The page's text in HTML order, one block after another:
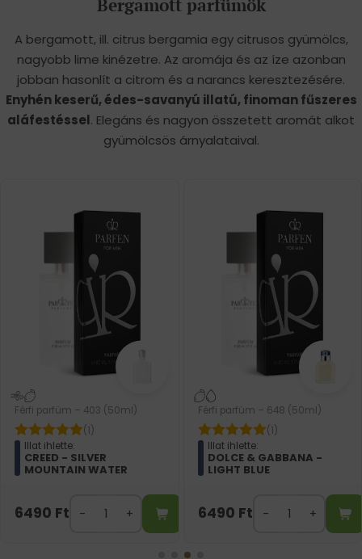
Bergamott parfümök
A bergamott, ill. citrus bergamia egy citrusos gyümölcs,
nagyobb lime kinézetre. Az aromája és az íze azonban
jobban hasonlít a citrom és a narancs keresztezésére.
Enyhén keserű, édes-savanyú illatú, finoman fűszeres
aláfestéssel. Elegáns és nagyon összetett aromát alkot
gyümölcsös árnyalataival.
Férfi parfüm – 403 (50ml)
(1)
Illat ihlette:
CREED - SILVER
MOUNTAIN WATER
6490 Ft
Férfi parfüm – 648 (50ml)
(1)
Illat ihlette:
DOLCE & GABBANA -
LIGHT BLUE
6490 Ft